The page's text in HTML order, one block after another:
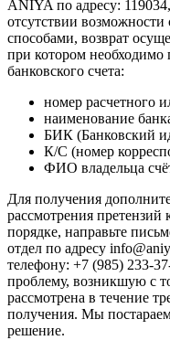
ANIYA по адресу:
отсутствии
способами, возврат
при котором необходимо
банковского счета:
номер расчетного
наименование
БИК (Банковский
К/С (номер
ФИО владельца
Для получения
рассмотрения претензий
порядке, направьте
отдел по адресу
телефону: +7 (985) 233-
проблему, возникшую с
рассмотрена в течение
получения. Мы
решение.